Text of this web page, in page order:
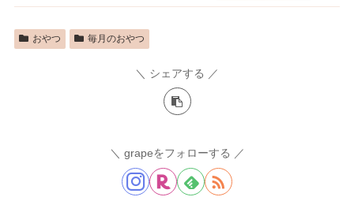
おやつ 毎月のおやつ
シェアする
grapeをフォローする